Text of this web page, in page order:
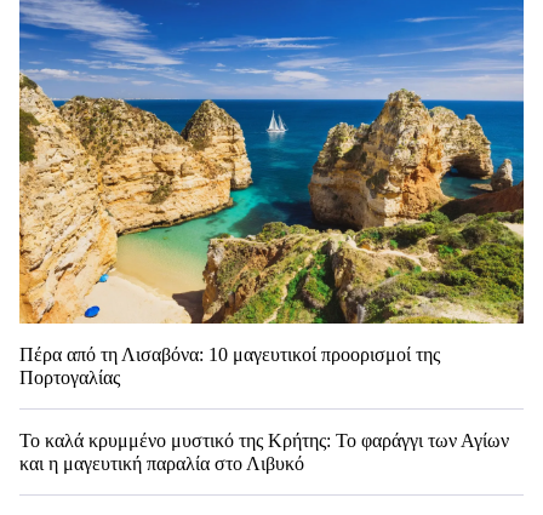
Πέρα από τη Λισαβόνα: 10 μαγευτικοί προορισμοί της
Πορτογαλίας
Το καλά κρυμμένο μυστικό της Κρήτης: Το φαράγγι των Αγίων
και η μαγευτική παραλία στο Λιβυκό